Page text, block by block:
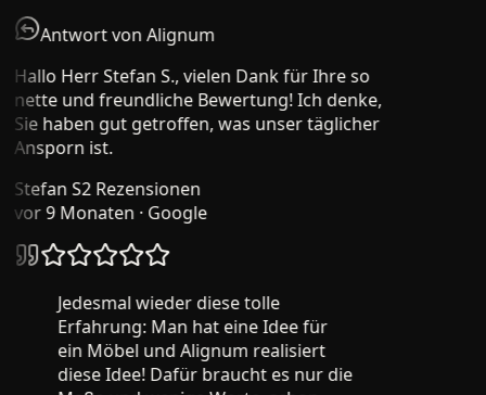
Antwort von Alignum
Hallo Herr Stefan S., vielen Dank für Ihre so
nette und freundliche Bewertung! Ich denke,
Sie haben gut getroffen, was unser täglicher
Ansporn ist.
Stefan S2 Rezensionen
vor 9 Monaten· Google
Jedesmal wieder diese tolle
Erfahrung: Man hat eine Idee für
ein Möbel und Alignum realisiert
diese Idee! Dafür braucht es nur die